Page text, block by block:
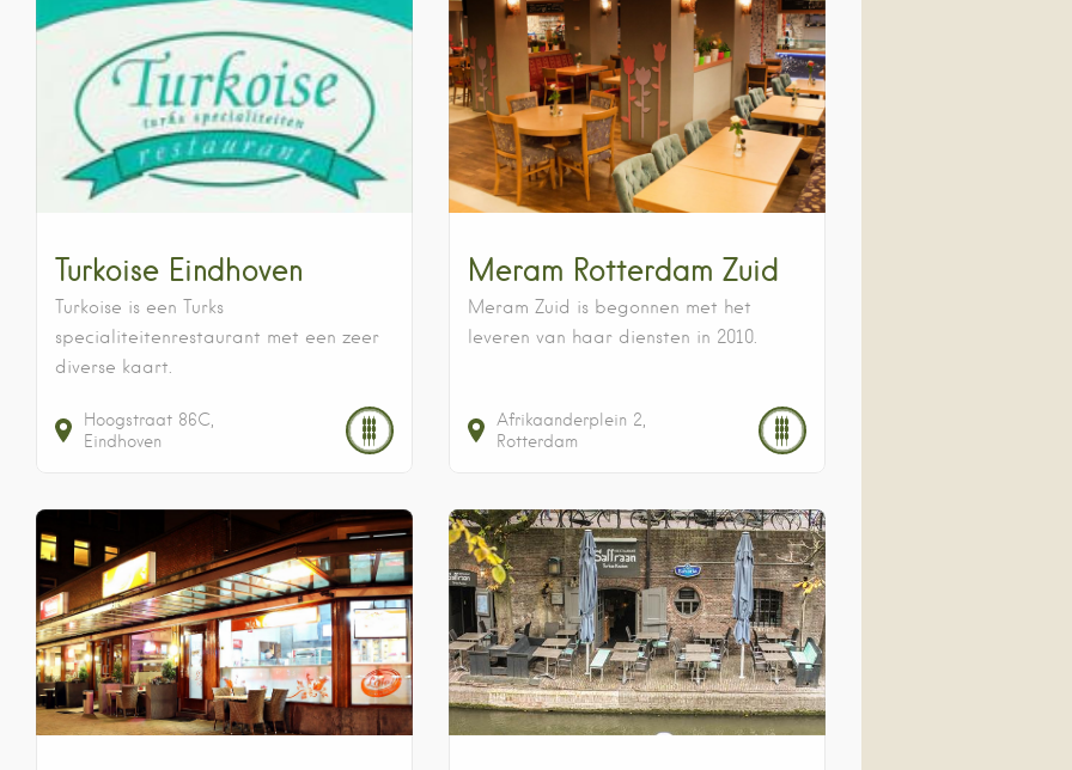
Turkoise Eindhoven
Turkoise is een Turks
specialiteitenrestaurant met een zeer
diverse kaart.
Hoogstraat 86C
Eindhoven
Meram Rotterdam Zuid
Meram Zuid is begonnen met het
leveren van haar diensten in 2010.
Afrikaanderplein 2
Rotterdam